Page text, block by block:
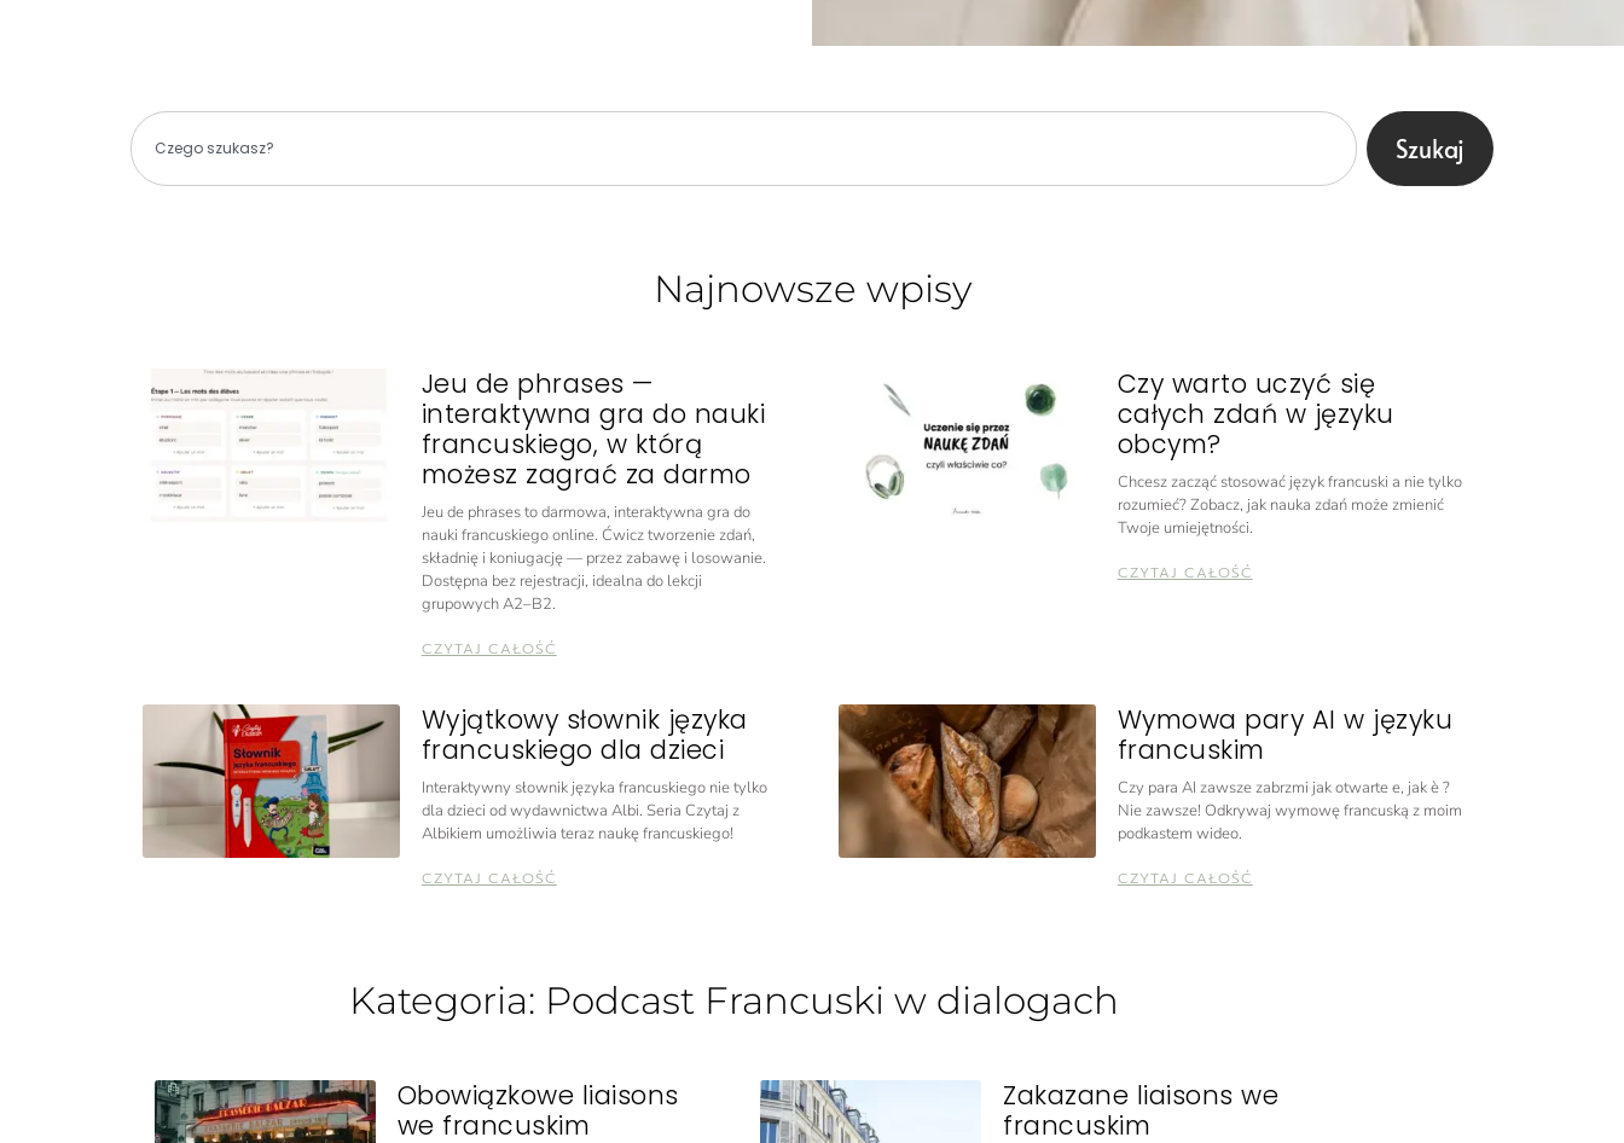
Szukaj
Najnowsze wpisy
Jeu de phrases —
interaktywna gra do nauki
francuskiego, w którą
możesz zagrać za darmo
Jeu de phrases to darmowa, interaktywna gra do
nauki francuskiego online. Ćwicz tworzenie zdań,
składnię i koniugację — przez zabawę i losowanie.
Dostępna bez rejestracji, idealna do lekcji
grupowych A2–B2.
CZYTAJ CAŁOŚĆ
Czy warto uczyć się
całych zdań w języku
obcym?
Chcesz zacząć stosować język francuski a nie tylko
rozumieć? Zobacz, jak nauka zdań może zmienić
Twoje umiejętności.
CZYTAJ CAŁOŚĆ
Wyjątkowy słownik języka
francuskiego dla dzieci
Interaktywny słownik języka francuskiego nie tylko
dla dzieci od wydawnictwa Albi. Seria Czytaj z
Albikiem umożliwia teraz naukę francuskiego!
CZYTAJ CAŁOŚĆ
Wymowa pary AI w języku
francuskim
Czy para AI zawsze zabrzmi jak otwarte e, jak è ?
Nie zawsze! Odkrywaj wymowę francuską z moim
podkastem wideo.
CZYTAJ CAŁOŚĆ
Kategoria: Podcast Francuski w dialogach
Obowiązkowe liaisons
we francuskim
Zakazane liaisons we
francuskim